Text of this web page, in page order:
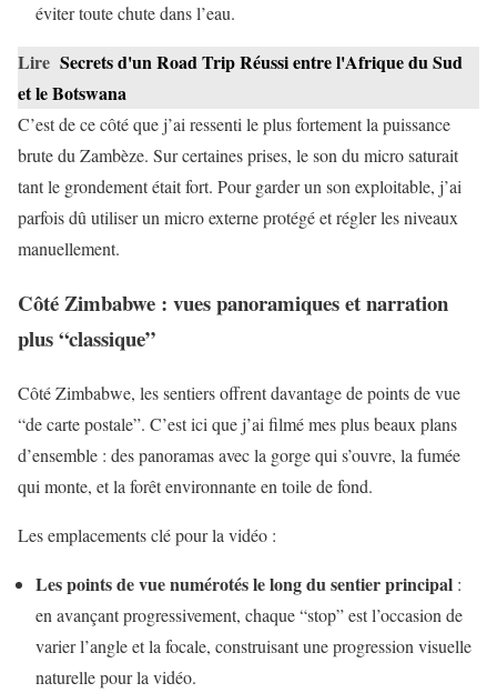
éviter toute chute dans l’eau.
Lire Secrets d'un Road Trip Réussi entre l'Afrique du Sud
et le Botswana
C’est de ce côté que j’ai ressenti le plus fortement la puissance
brute du Zambèze. Sur certaines prises, le son du micro saturait
tant le grondement était fort. Pour garder un son exploitable, j’ai
parfois dû utiliser un micro externe protégé et régler les niveaux
manuellement.
Côté Zimbabwe : vues panoramiques et narration
plus “classique”
Côté Zimbabwe, les sentiers offrent davantage de points de vue
“de carte postale”. C’est ici que j’ai filmé mes plus beaux plans
d’ensemble : des panoramas avec la gorge qui s’ouvre, la fumée
qui monte, et la forêt environnante en toile de fond.
Les emplacements clé pour la vidéo :
Les points de vue numérotés le long du sentier principal :
en avançant progressivement, chaque “stop” est l’occasion de
varier l’angle et la focale, construisant une progression visuelle
naturelle pour la vidéo.